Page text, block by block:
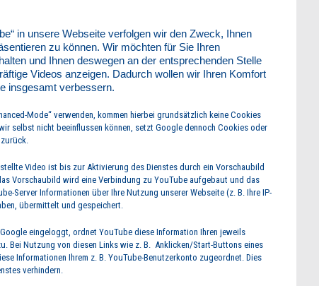
in unsere Webseite verfolgen wir den Zweck, Ihnen
zu können. Wir möchten für Sie Ihren
und Ihnen deswegen an der entsprechenden Stelle
Videos anzeigen. Dadurch wollen wir Ihren Komfort
insgesamt verbessern.
Mode“ verwenden, kommen hierbei grundsätzlich keine Cookies
selbst nicht beeinflussen können, setzt Google dennoch Cookies oder
Video ist bis zur Aktivierung des Dienstes durch ein Vorschaubild
Vorschaubild wird eine Verbindung zu YouTube aufgebaut und das
Server Informationen über Ihre Nutzung unserer Webseite (z. B. Ihre IP-
übermittelt und gespeichert.
eingeloggt, ordnet YouTube diese Information Ihren jeweils
Bei Nutzung von diesen Links wie z. B. Anklicken/Start-Buttons eines
Informationen Ihrem z. B. YouTube-Benutzerkonto zugeordnet. Dies
verhindern.